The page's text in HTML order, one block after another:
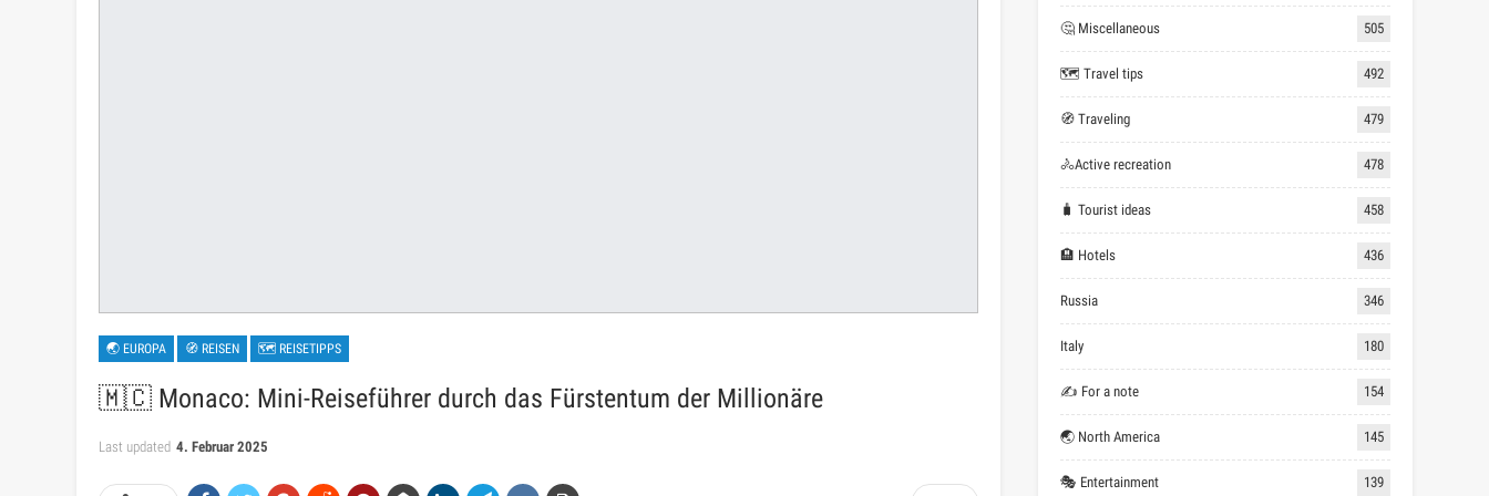
🌏 EUROPA 🧭 REISEN 🗺 REISETIPPS
🇲🇨 Monaco: Mini-Reiseführer durch das Fürstentum der Millionäre
Last updated 4. Februar 2025
🤔 Miscellaneous 505
🗺 Travel tips 492
🧭 Traveling 479
🚴Active recreation 478
🧳 Tourist ideas 458
🏨 Hotels 436
Russia 346
Italy 180
✍ For a note 154
🌏 North America 145
🎭 Entertainment 139